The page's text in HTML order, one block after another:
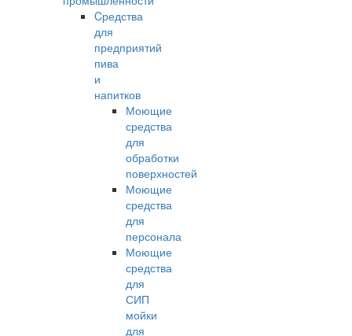
Cредства
для
предприятий
пива
и
напитков
Моющие
средства
для
обработки
поверхностей
Моющие
средства
для
персонала
Моющие
средства
для
СИП
мойки
для